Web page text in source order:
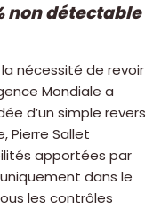
non détectable
nécessité de revoir
Mondiale a
d’un simple revers
Pierre Sallet
apportées par
uniquement dans le
les contrôles